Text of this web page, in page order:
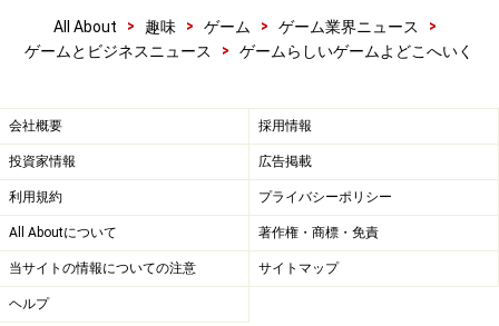
All About > 趣味 > ゲーム > ゲーム業界ニュース
>
ゲームとビジネスニュース
> ゲームらしいゲームよどこへいく
会社概要 採用情報
投資家情報 広告掲載
利用規約 プライバシーポリシー
All Aboutについて 著作権・商標・免責
当サイトの情報についての注意 サイトマップ
ヘルプ